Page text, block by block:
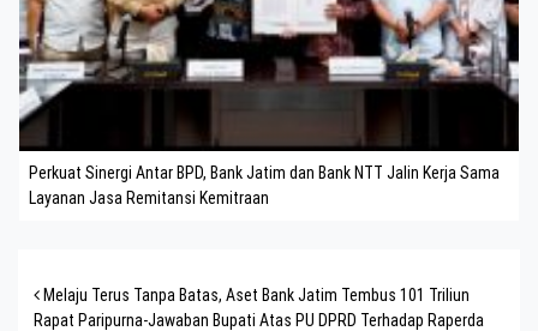
Perkuat Sinergi Antar BPD, Bank Jatim dan Bank NTT Jalin Kerja Sama
Layanan Jasa Remitansi Kemitraan
Post navigation
Melaju Terus Tanpa Batas, Aset Bank Jatim Tembus 101 Triliun
Rapat Paripurna-Jawaban Bupati Atas PU DPRD Terhadap Raperda